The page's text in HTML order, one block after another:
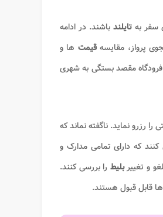
سفر بهتایلندباشند. در ادامه
پرواز، مقایسهقیمت ها و
فرودگاه مقصد بستگی به شهری
را رزرو نماید. ناگفته نماند که
که دارای تمامی مدارک و
و تغییربلیط را بررسی کنند.
قابل قبول هستند.